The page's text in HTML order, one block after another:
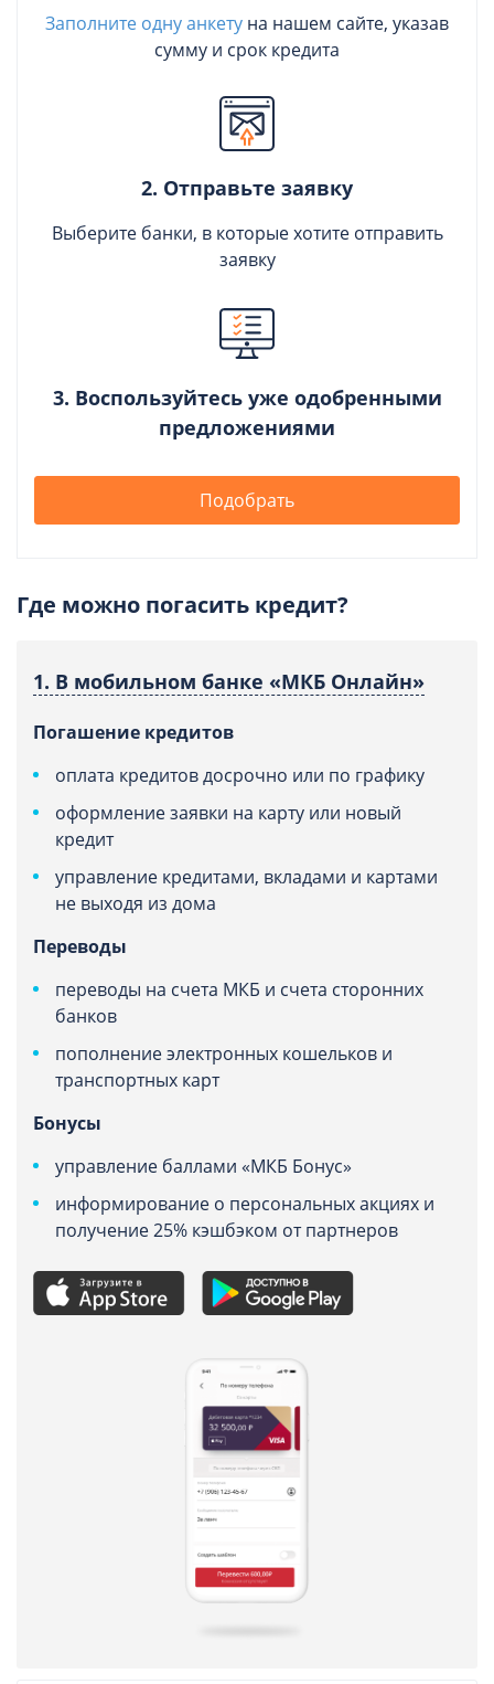
Заполните одну анкету на нашем сайте, указав
сумму и срок кредита
2. Отправьте заявку
Выберите банки, в которые хотите отправить
заявку
3. Воспользуйтесь уже одобренными
предложениями
Подобрать
Где можно погасить кредит?
1. В мобильном банке «МКБ Онлайн»
Погашение кредитов
оплата кредитов досрочно или по графику
оформление заявки на карту или новый
кредит
управление кредитами, вкладами и картами
не выходя из дома
Переводы
переводы на счета МКБ и счета сторонних
банков
пополнение электронных кошельков и
транспортных карт
Бонусы
управление баллами «МКБ Бонус»
информирование о персональных акциях и
получение 25% кэшбэком от партнеров